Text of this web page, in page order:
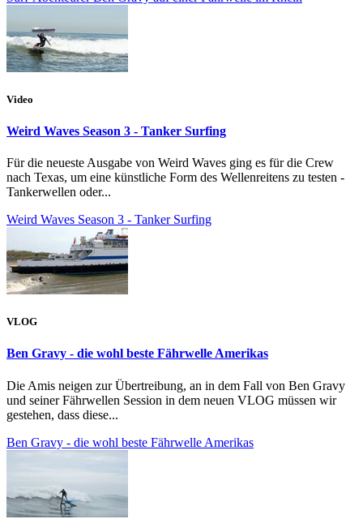
Video
Weird Waves Season 3 - Tanker Surfing
Für die neueste Ausgabe von Weird Waves ging es für die Crew
nach Texas, um eine künstliche Form des Wellenreitens zu testen -
Tankerwellen oder...
Weird Waves Season 3 - Tanker Surfing
VLOG
Ben Gravy - die wohl beste Fährwelle Amerikas
Die Amis neigen zur Übertreibung, an in dem Fall von Ben Gravy
und seiner Fährwellen Session in dem neuen VLOG müssen wir
gestehen, dass diese...
Ben Gravy - die wohl beste Fährwelle Amerikas